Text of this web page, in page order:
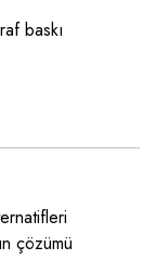
baskı
çözümü